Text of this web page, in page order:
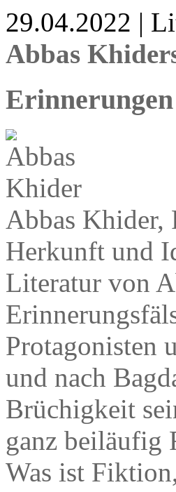
29.04.2022 |
Abbas
Abbas Khider,
Herkunft und
Literatur von
Protagonisten
und nach
Brüchigkeit
ganz beiläufig
Was ist